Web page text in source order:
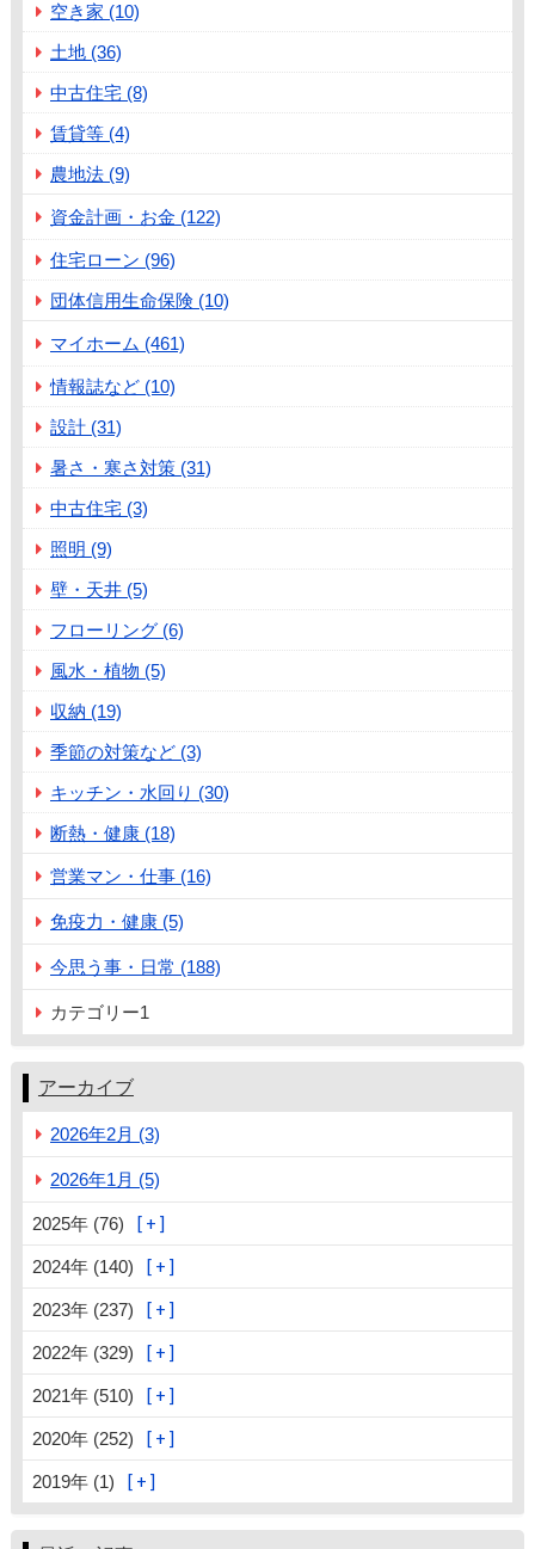
空き家 (10)
土地 (36)
中古住宅 (8)
賃貸等 (4)
農地法 (9)
資金計画・お金 (122)
住宅ローン (96)
団体信用生命保険 (10)
マイホーム (461)
情報誌など (10)
設計 (31)
暑さ・寒さ対策 (31)
中古住宅 (3)
照明 (9)
壁・天井 (5)
フローリング (6)
風水・植物 (5)
収納 (19)
季節の対策など (3)
キッチン・水回り (30)
断熱・健康 (18)
営業マン・仕事 (16)
免疫力・健康 (5)
今思う事・日常 (188)
カテゴリー1
アーカイブ
2026年2月 (3)
2026年1月 (5)
2025年 (76)
2024年 (140)
2023年 (237)
2022年 (329)
2021年 (510)
2020年 (252)
2019年 (1)